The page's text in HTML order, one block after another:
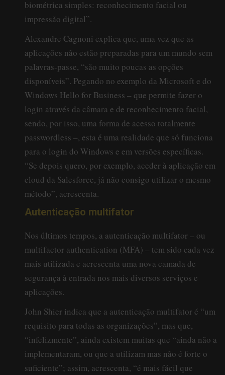
biométrica simples: reconhecimento facial ou
impressão digital”.
Alexandre Cagnoni explica que, uma vez que as
aplicações não estão preparadas para um mundo sem
palavras-passe, “são muito poucas as opções
disponíveis”. Pegando no exemplo da Microsoft e do
Windows Hello for Business – que permite fazer o
login através da câmara e de reconhecimento facial,
sendo, por isso, uma forma de acesso totalmente
passwordless –, esta é uma realidade que só funciona
para o login do Windows e em versões específicas.
“Se depois quero, por exemplo, aceder à aplicação em
cloud da Salesforce, já não consigo utilizar o mesmo
método”, acrescenta.
Autenticação multifator
Nos últimos tempos, a autenticação multifator – ou
multifactor authentication (MFA) – tem sido cada vez
mais utilizada e acrescenta uma nova camada de
segurança à entrada nos mais diversos serviços e
aplicações.
John Shier indica que a autenticação multifator é “um
requisito para todas as organizações”, mas que,
“infelizmente”, ainda existem muitas que “ainda não a
implementaram, ou que a utilizam mas não é forte o
suficiente”; assim, acrescenta, “é mais fácil que